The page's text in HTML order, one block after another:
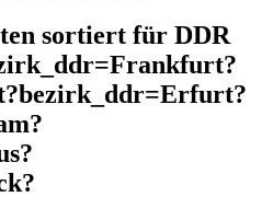
sortiert für DDR